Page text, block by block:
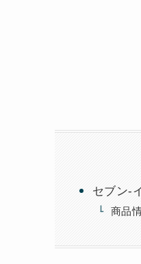
セブン-
商品